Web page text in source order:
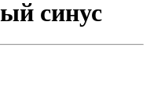
синус